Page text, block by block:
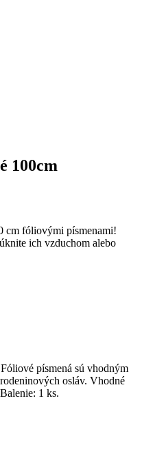
100cm
cm fóliovými písmenami!
ich vzduchom alebo
písmená sú vhodným
osláv. Vhodné
1 ks.